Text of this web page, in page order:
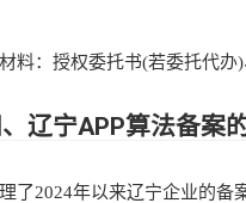
：授权委托书(若委托代办)
宁APP算法备案的
2024年以来辽宁企业的备案